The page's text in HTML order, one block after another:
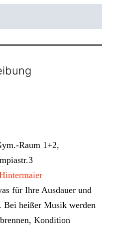
Raum 1+2,
für Ihre Ausdauer und
heißer Musik werden
Kondition